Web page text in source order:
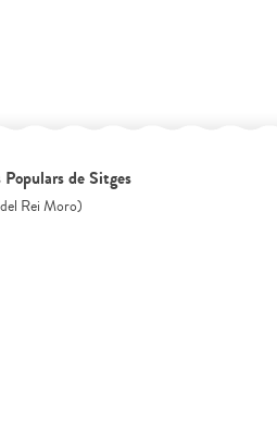
de Sitges
Rei Moro)